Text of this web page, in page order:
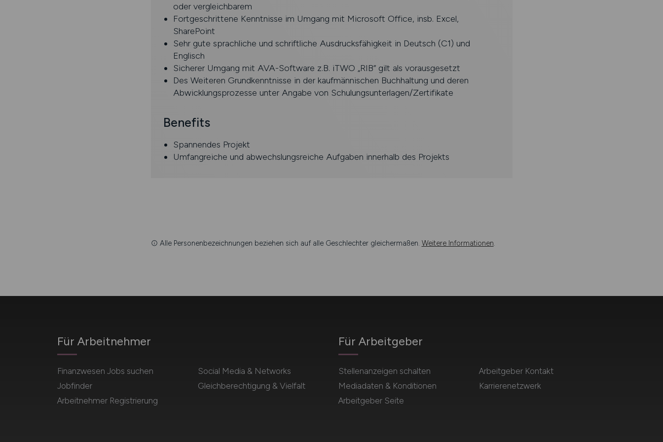
oder vergleichbarem
Fortgeschrittene Kenntnisse im Umgang mit Microsoft Office, insb. Excel,
SharePoint
Sehr gute sprachliche und schriftliche Ausdrucksfähigkeit in Deutsch (C1) und
Englisch
Sicherer Umgang mit AVA-Software z.B. iTWO „RIB“ gilt als vorausgesetzt
Des Weiteren Grundkenntnisse in der kaufmännischen Buchhaltung und deren
Abwicklungsprozesse unter Angabe von Schulungsunterlagen/Zertifikate
Benefits
Spannendes Projekt
Umfangreiche und abwechslungsreiche Aufgaben innerhalb des Projekts
Alle Personenbezeichnungen beziehen sich auf alle Geschlechter gleichermaßen. Weitere Informationen.
Für Arbeitnehmer
Finanzwesen Jobs suchen
Jobfinder
Arbeitnehmer Registrierung
Social Media & Networks
Gleichberechtigung & Vielfalt
Für Arbeitgeber
Stellenanzeigen schalten
Mediadaten & Konditionen
Arbeitgeber Seite
Arbeitgeber Kontakt
Karrierenetzwerk